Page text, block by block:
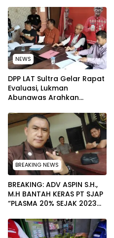
NEWS
‎DPP LAT Sultra Gelar Rapat
Evaluasi, Lukman
Abunawas Arahkan
Secara Rutin dan
Menyeluruh
BREAKING NEWS
BREAKING: ADV ASPIN S.H.,
M.H BANTAH KERAS PT SJAP
“PLASMA 20% SEJAK 2023
WARGA WAWOONE!